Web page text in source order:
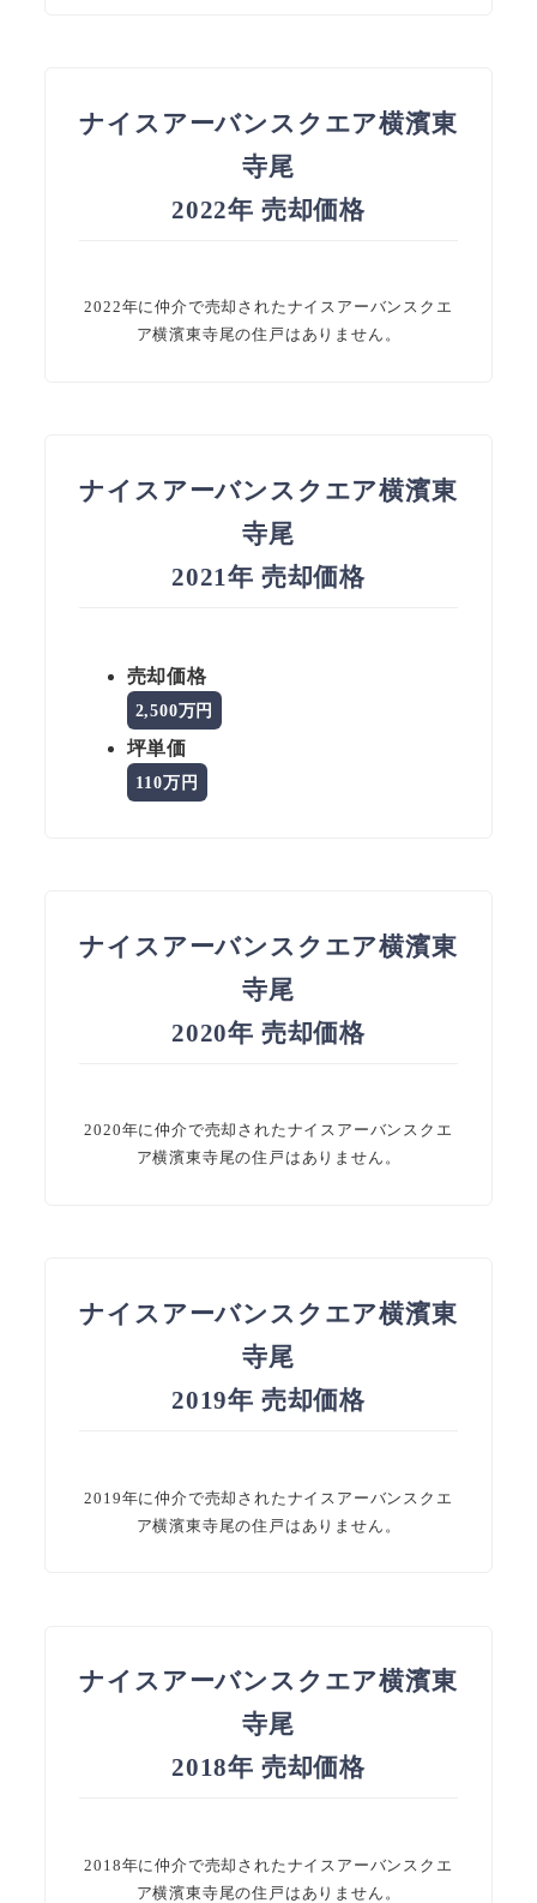
ナイスアーバンスクエア横濱東
寺尾
2022年 売却価格
2022年に仲介で売却されたナイスアーバンスクエ
ア横濱東寺尾の住戸はありません。
ナイスアーバンスクエア横濱東
寺尾
2021年 売却価格
売却価格
2,500万円
坪単価
110万円
ナイスアーバンスクエア横濱東
寺尾
2020年 売却価格
2020年に仲介で売却されたナイスアーバンスクエ
ア横濱東寺尾の住戸はありません。
ナイスアーバンスクエア横濱東
寺尾
2019年 売却価格
2019年に仲介で売却されたナイスアーバンスクエ
ア横濱東寺尾の住戸はありません。
ナイスアーバンスクエア横濱東
寺尾
2018年 売却価格
2018年に仲介で売却されたナイスアーバンスクエ
ア横濱東寺尾の住戸はありません。